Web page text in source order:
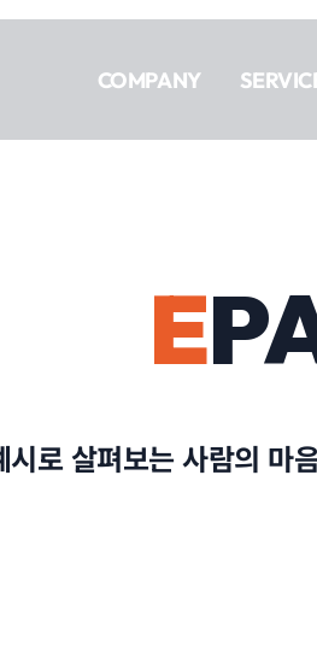
COMPANY
E
로 살펴보는 사람의 마